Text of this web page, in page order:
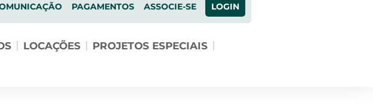
PAGAMENTOS ASSOCIE-SE LOGIN
LOCAÇÕES PROJETOS ESPECIAIS